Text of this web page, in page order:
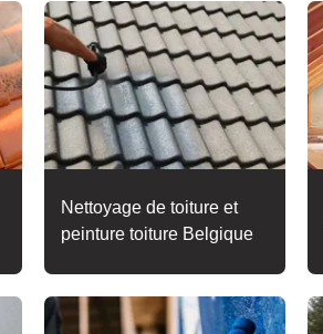
Nettoyage de toiture et
peinture toiture Belgique